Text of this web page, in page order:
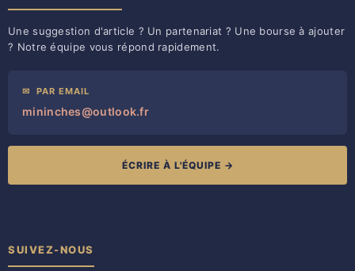
Une suggestion d'article ? Un partenariat ? Une bourse à ajouter
? Notre équipe vous répond rapidement.
✉ PAR EMAIL
mininches@outlook.fr
ÉCRIRE À L'ÉQUIPE →
SUIVEZ-NOUS